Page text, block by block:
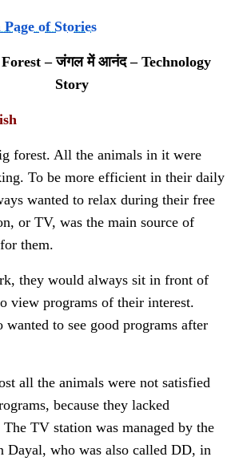
of Stories
–जंगल में आनंद– Technology
Story
forest. All the animals in it were
To be more efficient in their daily
wanted to relax during their free
or TV, was the main source of
them.
they would always sit in front of
view programs of their interest.
wanted to see good programs after
all the animals were not satisfied
because they lacked
TV station was managed by the
Dayal, who was also called DD, in